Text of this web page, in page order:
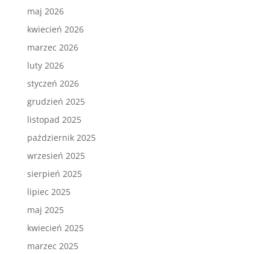
maj 2026
kwiecień 2026
marzec 2026
luty 2026
styczeń 2026
grudzień 2025
listopad 2025
październik 2025
wrzesień 2025
sierpień 2025
lipiec 2025
maj 2025
kwiecień 2025
marzec 2025